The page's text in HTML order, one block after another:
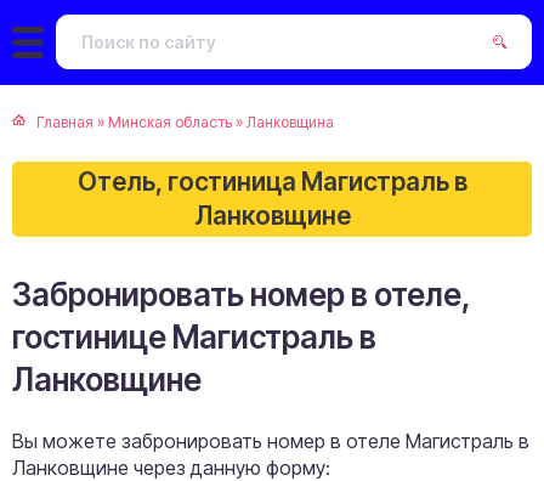
Главная » Минская область » Ланковщина
Отель, гостиница Магистраль в
Ланковщине
Забронировать номер в отеле,
гостинице Магистраль в
Ланковщине
Вы можете забронировать номер в отеле Магистраль в
Ланковщине через данную форму: